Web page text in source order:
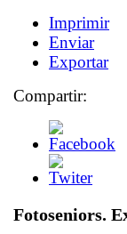
Imprimir
Enviar
Exportar
Compartir:
Fotoseniors.